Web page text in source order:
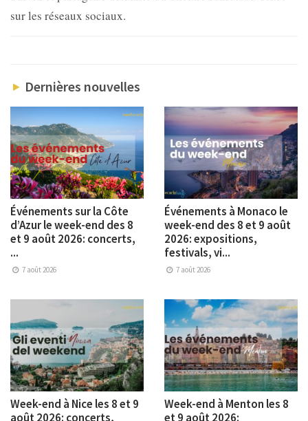
sur les réseaux sociaux.
Dernières nouvelles
Événements sur la Côte
d’Azur le week-end des 8
et 9 août 2026: concerts,
...
7 août 2026
Événements à Monaco le
week-end des 8 et 9 août
2026: expositions,
festivals, vi...
7 août 2026
Week-end à Nice les 8 et 9
août 2026: concerts,
Week-end à Menton les 8
et 9 août 2026: